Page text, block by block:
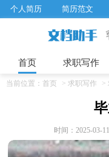
个人简历 简历范文
招聘选拔
首页 求职写作
当前位置： 首页 > 求职写作 >
时间：2025-03-